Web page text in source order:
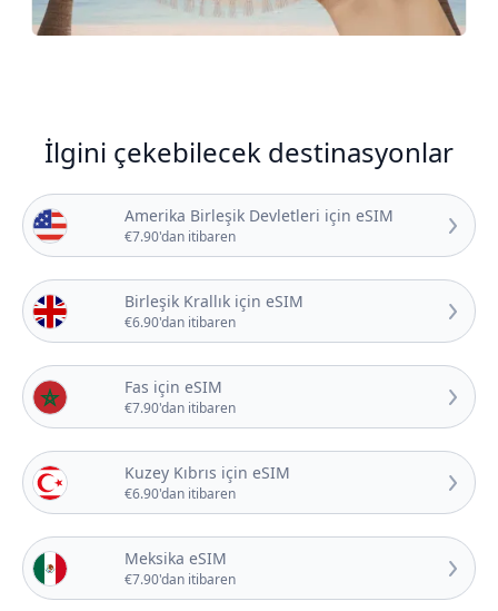
İlgini çekebilecek destinasyonlar
Amerika Birleşik Devletleri için eSIM
€7.90'dan itibaren
Birleşik Krallık için eSIM
€6.90'dan itibaren
Fas için eSIM
€7.90'dan itibaren
Kuzey Kıbrıs için eSIM
€6.90'dan itibaren
Meksika eSIM
€7.90'dan itibaren